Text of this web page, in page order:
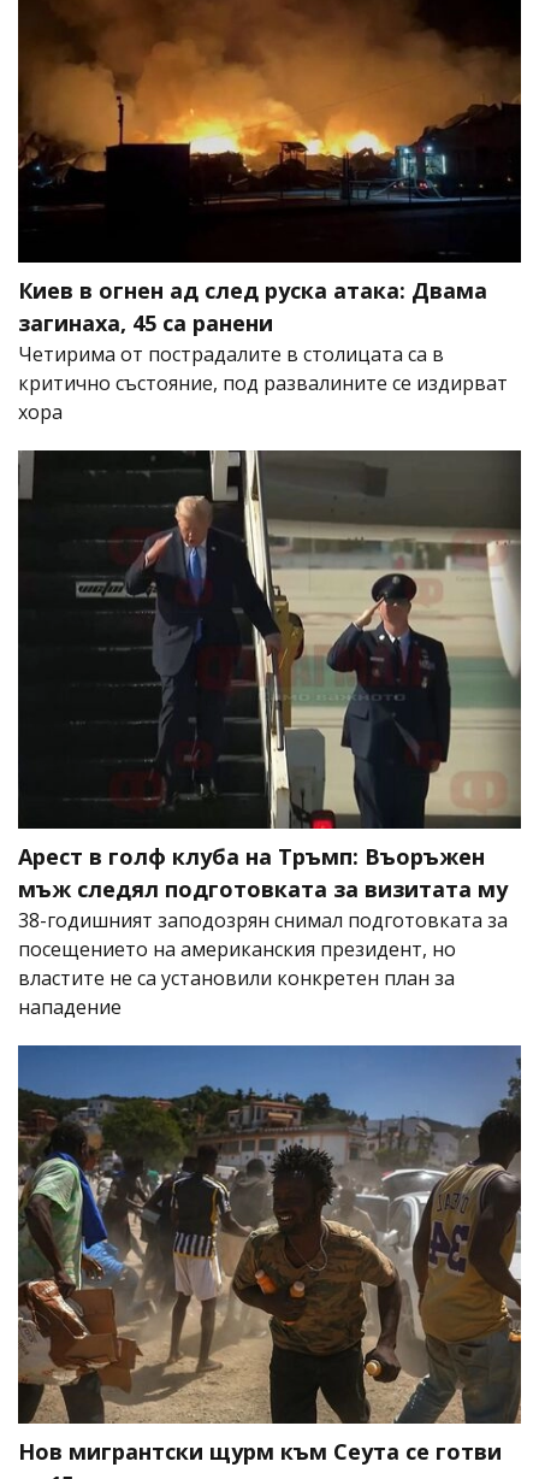
Киев в огнен ад след руска атака: Двама
загинаха, 45 са ранени
Четирима от пострадалите в столицата са в
критично състояние, под развалините се издирват
хора
Арест в голф клуба на Тръмп: Въоръжен
мъж следял подготовката за визитата му
38-годишният заподозрян снимал подготовката за
посещението на американския президент, но
властите не са установили конкретен план за
нападение
Нов мигрантски щурм към Сеута се готви